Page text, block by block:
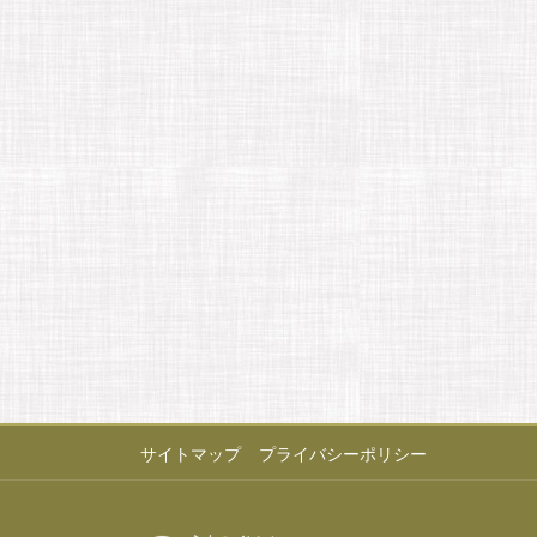
サイトマップ プライバシーポリシー